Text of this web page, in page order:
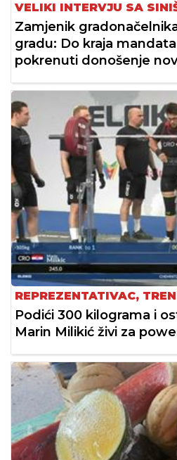
VELIKI INTERVJU SA
Zamjenik
gradu: Do kraja
pokrenuti donošenje
REPREZENTATIVAC,
Podići 300 kilograma i
Marin Milikić živi za